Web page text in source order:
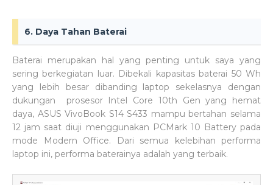
6. Daya Tahan Baterai
Baterai merupakan hal yang penting untuk saya yang
sering berkegiatan luar. Dibekali kapasitas baterai 50 Wh
yang lebih besar dibanding laptop sekelasnya dengan
dukungan prosesor Intel Core 10th Gen yang hemat
daya, ASUS VivoBook S14 S433 mampu bertahan selama
12 jam saat diuji menggunakan PCMark 10 Battery pada
mode Modern Office. Dari semua kelebihan performa
laptop ini, performa baterainya adalah yang terbaik.